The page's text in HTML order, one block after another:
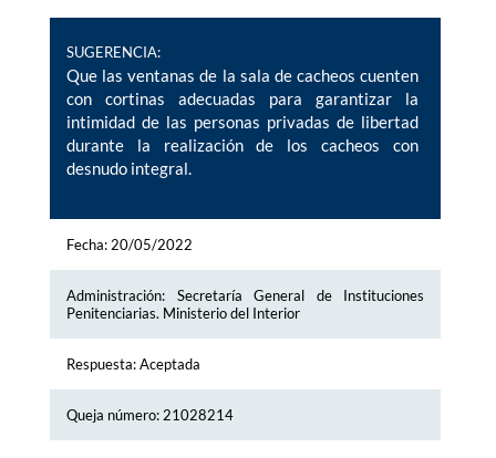
SUGERENCIA:
Que las ventanas de la sala de cacheos cuenten
con cortinas adecuadas para garantizar la
intimidad de las personas privadas de libertad
durante la realización de los cacheos con
desnudo integral.
Fecha: 20/05/2022
Administración: Secretaría General de Instituciones
Penitenciarias. Ministerio del Interior
Respuesta: Aceptada
Queja número: 21028214